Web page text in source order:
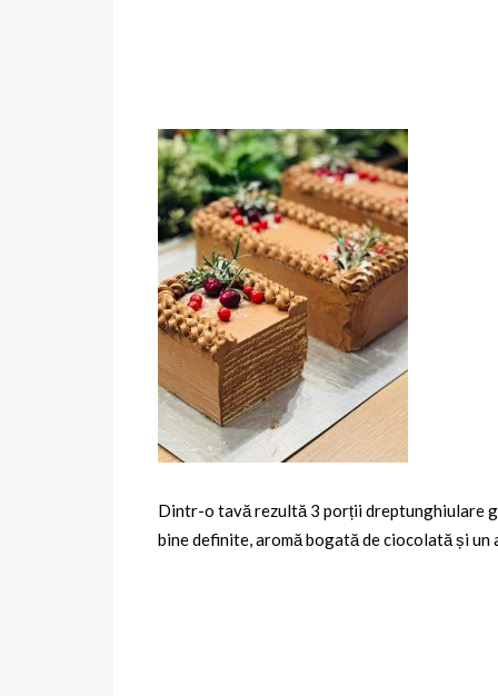
Dintr-o tavă rezultă 3 porții dreptunghiulare
bine definite, aromă bogată de ciocolată și un